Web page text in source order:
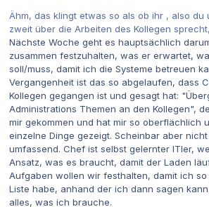
Ähm, das klingt etwas so als ob ihr , also du
zweit über die Arbeiten des Kollegen
Nächste Woche geht es hauptsächlich
zusammen festzuhalten, was er erwartet,
soll/muss, damit ich die Systeme betreuen
Vergangenheit ist das so abgelaufen, dass
Kollegen gegangen ist und gesagt hat:
Administrations Themen an den Kollegen",
mir gekommen und hat mir so oberflächlich
einzelne Dinge gezeigt. Scheinbar aber
umfassend. Chef ist selbst gelernter ITler,
Ansatz, was es braucht, damit der Laden
Aufgaben wollen wir festhalten, damit ich
Liste habe, anhand der ich dann sagen
alles, was ich brauche.